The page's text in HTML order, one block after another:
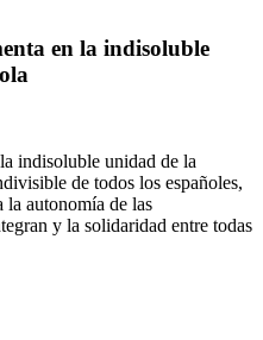
en la indisoluble
indisoluble unidad de la
de todos los españoles,
la autonomía de las
y la solidaridad entre todas